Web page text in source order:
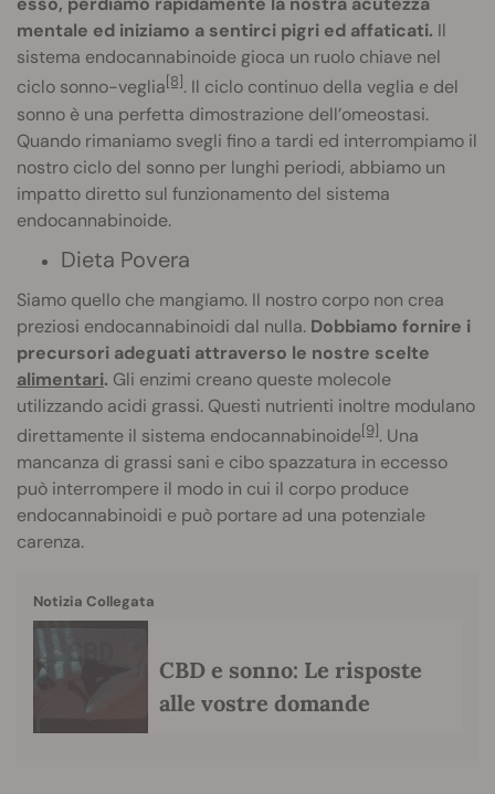
mentale ed iniziamo a sentirci pigri ed affaticati. Il
sistema endocannabinoide gioca un ruolo chiave nel
ciclo sonno-veglia[8]. Il ciclo continuo della veglia e del
sonno è una perfetta dimostrazione dell’omeostasi.
Quando rimaniamo svegli fino a tardi ed interrompiamo il
nostro ciclo del sonno per lunghi periodi, abbiamo un
impatto diretto sul funzionamento del sistema
endocannabinoide.
Dieta Povera
Siamo quello che mangiamo. Il nostro corpo non crea
preziosi endocannabinoidi dal nulla. Dobbiamo fornire i
precursori adeguati attraverso le nostre scelte
alimentari. Gli enzimi creano queste molecole
utilizzando acidi grassi. Questi nutrienti inoltre modulano
direttamente il sistema endocannabinoide[9]. Una
mancanza di grassi sani e cibo spazzatura in eccesso
può interrompere il modo in cui il corpo produce
endocannabinoidi e può portare ad una potenziale
carenza.
Notizia Collegata
CBD e sonno: Le risposte
alle vostre domande